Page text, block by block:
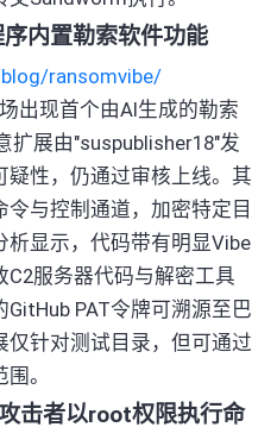
内置勒索软件功能
ransomvibe/
出现首个由AI生成的勒索
扩展由"suspublisher18"发
性，仍通过审核上线。其
与控制通道，加密特定目
显示，代码带有明显Vibe
服务器代码与解密工具
PAT令牌可溯源至巴
针对测试目录，但可通过
。
击者以root权限执行命